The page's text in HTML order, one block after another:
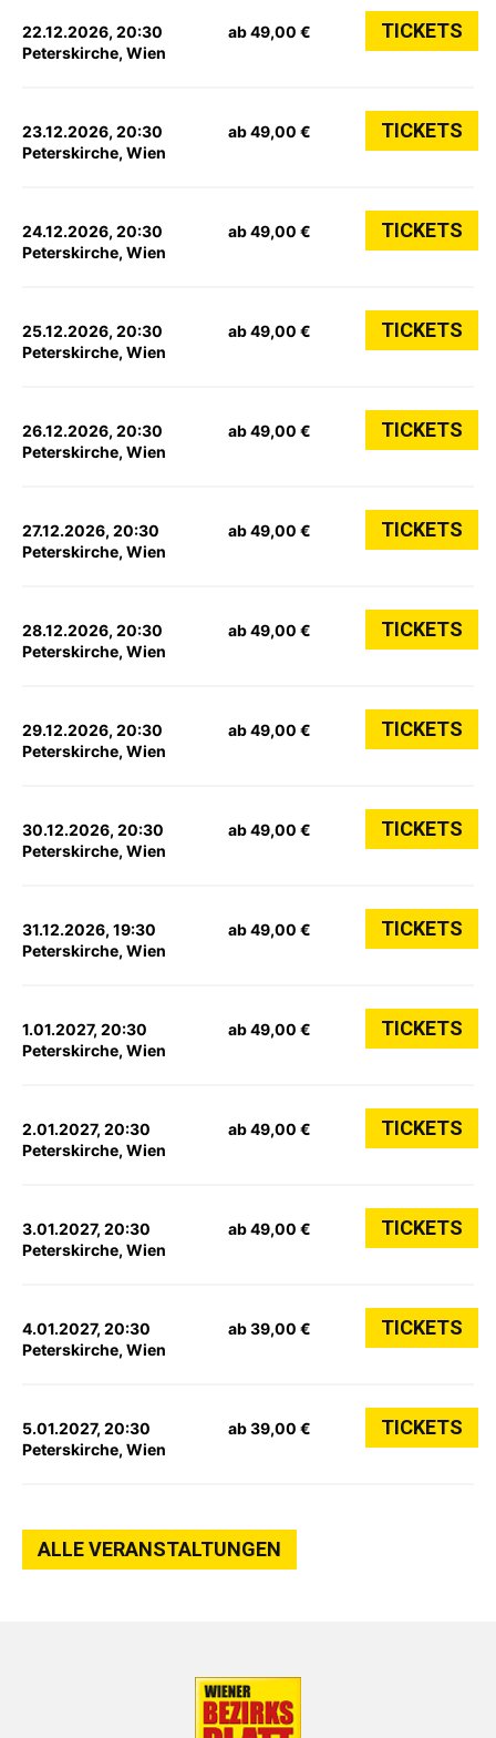
22.12.2026, 20:30
Peterskirche, Wien
ab 49,00 € TICKETS
23.12.2026, 20:30
Peterskirche, Wien
ab 49,00 € TICKETS
24.12.2026, 20:30
Peterskirche, Wien
ab 49,00 € TICKETS
25.12.2026, 20:30
Peterskirche, Wien
ab 49,00 € TICKETS
26.12.2026, 20:30
Peterskirche, Wien
ab 49,00 € TICKETS
27.12.2026, 20:30
Peterskirche, Wien
ab 49,00 € TICKETS
28.12.2026, 20:30
Peterskirche, Wien
ab 49,00 € TICKETS
29.12.2026, 20:30
Peterskirche, Wien
ab 49,00 € TICKETS
30.12.2026, 20:30
Peterskirche, Wien
ab 49,00 € TICKETS
31.12.2026, 19:30
Peterskirche, Wien
ab 49,00 € TICKETS
1.01.2027, 20:30
Peterskirche, Wien
ab 49,00 € TICKETS
2.01.2027, 20:30
Peterskirche, Wien
ab 49,00 € TICKETS
3.01.2027, 20:30
Peterskirche, Wien
ab 49,00 € TICKETS
4.01.2027, 20:30
Peterskirche, Wien
ab 39,00 € TICKETS
5.01.2027, 20:30
Peterskirche, Wien
ab 39,00 € TICKETS
ALLE VERANSTALTUNGEN